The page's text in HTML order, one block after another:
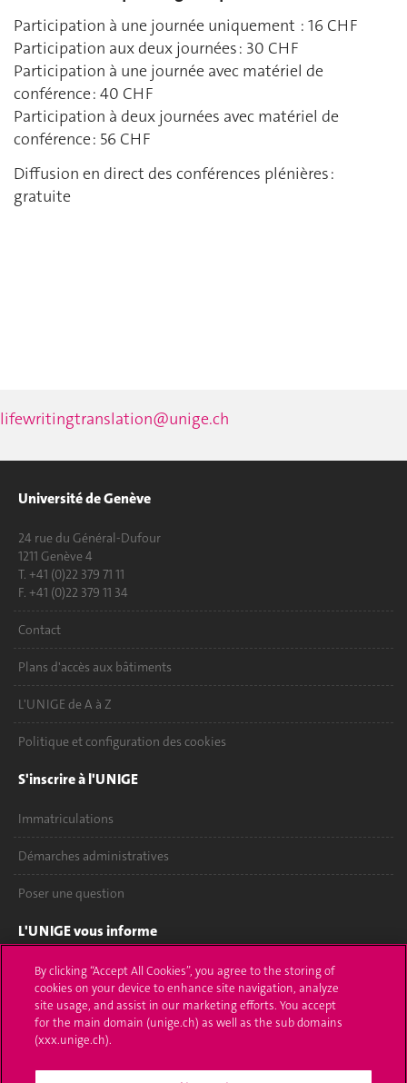
Participation à une journée uniquement : 16 CHF
Participation aux deux journées : 30 CHF
Participation à une journée avec matériel de
conférence : 40 CHF
Participation à deux journées avec matériel de
conférence : 56 CHF
Diffusion en direct des conférences plénières :
gratuite
lifewritingtranslation@unige.ch
Université de Genève
24 rue du Général-Dufour
1211 Genève 4
T. +41 (0)22 379 71 11
F. +41 (0)22 379 11 34
Contact
Plans d'accès aux bâtiments
L'UNIGE de A à Z
Politique et configuration des cookies
S'inscrire à l'UNIGE
Immatriculations
Démarches administratives
Poser une question
L'UNIGE vous informe
UNIGE Mobile
Médias
Offres d'emploi
By clicking “Accept All Cookies”, you agree to the storing of
cookies on your device to enhance site navigation, analyze
site usage, and assist in our marketing efforts. You accept
for the main domain (unige.ch) as well as the sub domains
(xxx.unige.ch).